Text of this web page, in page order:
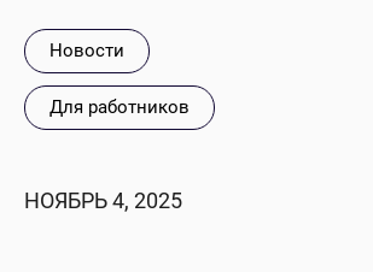
Новости
Для работников
НОЯБРЬ 4, 2025